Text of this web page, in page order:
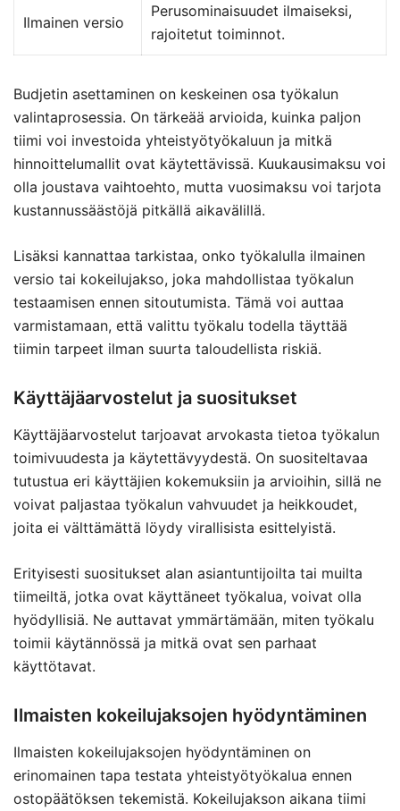
Ilmainen versio
Perusominaisuudet ilmaiseksi,
rajoitetut toiminnot.
Budjetin asettaminen on keskeinen osa työkalun
valintaprosessia. On tärkeää arvioida, kuinka paljon
tiimi voi investoida yhteistyötyökaluun ja mitkä
hinnoittelumallit ovat käytettävissä. Kuukausimaksu voi
olla joustava vaihtoehto, mutta vuosimaksu voi tarjota
kustannussäästöjä pitkällä aikavälillä.
Lisäksi kannattaa tarkistaa, onko työkalulla ilmainen
versio tai kokeilujakso, joka mahdollistaa työkalun
testaamisen ennen sitoutumista. Tämä voi auttaa
varmistamaan, että valittu työkalu todella täyttää
tiimin tarpeet ilman suurta taloudellista riskiä.
Käyttäjäarvostelut ja suositukset
Käyttäjäarvostelut tarjoavat arvokasta tietoa työkalun
toimivuudesta ja käytettävyydestä. On suositeltavaa
tutustua eri käyttäjien kokemuksiin ja arvioihin, sillä ne
voivat paljastaa työkalun vahvuudet ja heikkoudet,
joita ei välttämättä löydy virallisista esittelyistä.
Erityisesti suositukset alan asiantuntijoilta tai muilta
tiimeiltä, jotka ovat käyttäneet työkalua, voivat olla
hyödyllisiä. Ne auttavat ymmärtämään, miten työkalu
toimii käytännössä ja mitkä ovat sen parhaat
käyttötavat.
Ilmaisten kokeilujaksojen hyödyntäminen
Ilmaisten kokeilujaksojen hyödyntäminen on
erinomainen tapa testata yhteistyötyökalua ennen
ostopäätöksen tekemistä. Kokeilujakson aikana tiimi